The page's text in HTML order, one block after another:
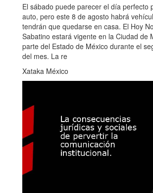
El sábado puede parecer el día perfecto
auto, pero este 8 de agosto habrá
tendrán que quedarse en casa. El Hoy
Sabatino estará vigente en la Ciudad de
parte del Estado de México durante el
del mes. La re
Xataka México